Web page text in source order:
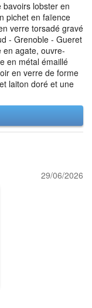
lobster en
pichet en faïence
verre torsadé gravé
- Grenoble - Gueret
en agate, ouvre-
en métal émaillé
en verre de forme
laiton doré et une
29/06/2026